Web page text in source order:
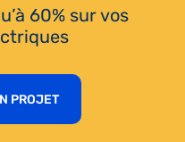
60% sur vos
PROJET